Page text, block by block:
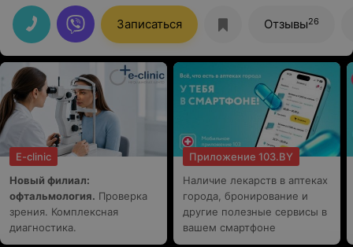
наша дочь Растюшевская А. А. с 10.07.2024-
26.07.2024.Нас перевели из Солигорской ЦРБ в МОДКБ
с двухсторонней пневмонией, в тяжёлом состоянии. И
в 4 педиатрическом отделении нас вернули к жизни, в
прямом смысле этого слова. В этом отделении
прекрасный персонал, медсестры просто золотые ,
такого чудесного ухода за нашим ребёнком и
отношения к детям, мы еще нигде не
видели.Отдельную, огромную благодарность хотим
вырозить нашему лечащему Врачу с большой буквы
АЛЛЕ ИВАНОВНЕ.Вы спасли нашу девочку Алла
Ивановна!Если бы не Вы....Здоровья Вам на долгие
годы, мы искренне благодарны Вам за нашего
Записаться Отзывы26
E-clinic
Новый филиал:
офтальмология. Проверка
зрения. Комплексная
диагностика.
Приложение 103.BY
Наличие лекарств в аптеках
города, бронирование и
другие полезные сервисы в
вашем смартфоне